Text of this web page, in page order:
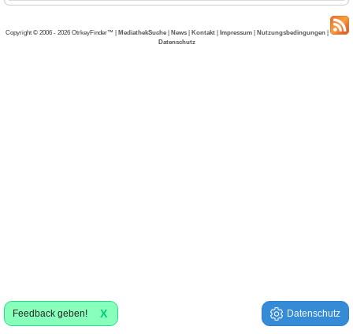
Copyright © 2006 - 2026 OtrkeyFinder™ | MediathekSuche | News | Kontakt | Impressum | Nutzungsbedingungen |
Datenschutz
Feedback geben! X Datenschutz